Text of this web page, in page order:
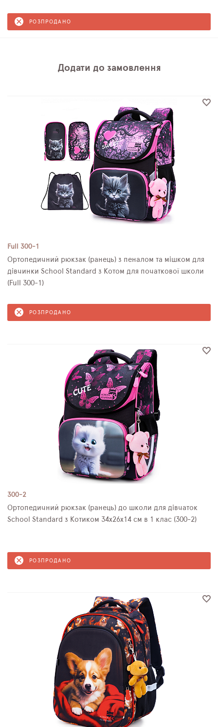
РОЗПРОДАНО
Додати до замовлення
Full 300-1
Ортопедичний рюкзак (ранець) з пеналом та мішком для
дівчинки School Standard з Котом для початкової школи
(Full 300-1)
РОЗПРОДАНО
300-2
Ортопедичний рюкзак (ранець) до школи для дівчаток
School Standard з Котиком 34х26х14 см в 1 клас (300-2)
РОЗПРОДАНО